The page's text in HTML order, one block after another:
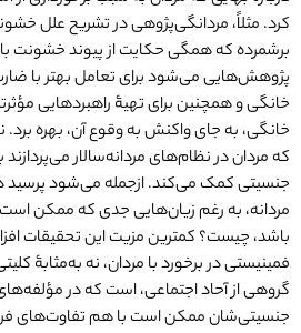
کرد. مثلاً، مردانگی‌پژوهی در تشریح علل
برشمرده که همگی حکایت از پیوند خشونت با
پژوهش‌هایی می‌شود برای تعامل بهتر با
خانگی و همچنین برای تهیۀ راهبردهایی
خانگی، به جای واکنش به وقوع آن، بهره برد.
که مردان در نظام‌های مردانه‌سالار
جنسیتی کمک می‌کند. از‌جمله می‌شود پرسید
مردانه، به رغم زیان‌هایی جدی که ممکن است
باشد، چیست؟ کمترین مزیت این تحقیقات
فمینیستی در برخورد با مردان، نه به‌مثابۀ
گروهی از آحاد اجتماعی، است که در
جنسیتی‌شان ممکن است با هم تفاوت‌های